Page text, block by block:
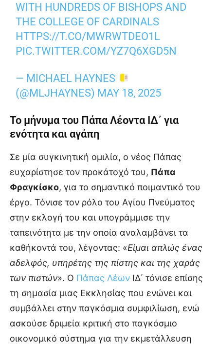
WITH HUNDREDS OF BISHOPS AND
THE COLLEGE OF CARDINALS
HTTPS://T.CO/MWRWTDEO1L
PIC.TWITTER.COM/YZ7Q6XGD5N
— MICHAEL HAYNES
(@MLJHAYNES) MAY 18, 2025
Το μήνυμα του Πάπα Λέοντα ΙΔ΄ για
ενότητα και αγάπη
Σε μία συγκινητική ομιλία, ο νέος Πάπας
ευχαρίστησε τον προκάτοχό του, Πάπα
Φραγκίσκο, για το σημαντικό ποιμαντικό του
έργο. Τόνισε τον ρόλο του Αγίου Πνεύματος
στην εκλογή του και υπογράμμισε την
ταπεινότητα με την οποία αναλαμβάνει τα
καθήκοντά του, λέγοντας: «Είμαι απλώς ένας
αδελφός, υπηρέτης της πίστης και της χαράς
των πιστών». Ο Πάπας Λέων ΙΔ΄ τόνισε επίσης
τη σημασία μιας Εκκλησίας που ενώνει και
συμβάλλει στην παγκόσμια συμφιλίωση, ενώ
ασκούσε δριμεία κριτική στο παγκόσμιο
οικονομικό σύστημα για την εκμετάλλευση